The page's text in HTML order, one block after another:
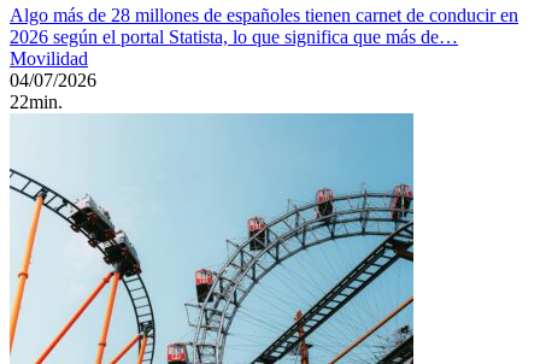
Algo más de 28 millones de españoles tienen carnet de conducir en
2026 según el portal Statista, lo que significa que más de…
Movilidad
04/07/2026
22min.